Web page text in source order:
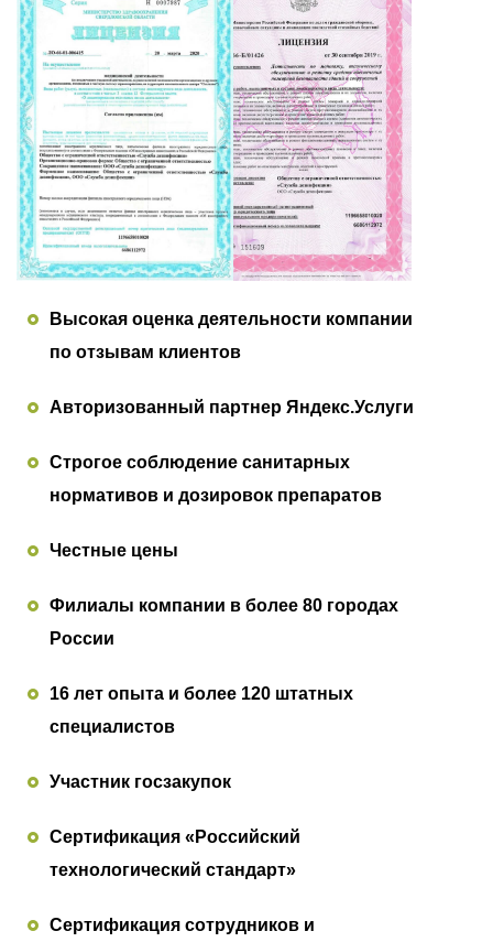
Высокая оценка деятельности компании
по отзывам клиентов
Авторизованный партнер Яндекс.Услуги
Строгое соблюдение санитарных
нормативов и дозировок препаратов
Честные цены
Филиалы компании в более 80 городах
России
16 лет опыта и более 120 штатных
специалистов
Участник госзакупок
Сертификация «Российский
технологический стандарт»
Сертификация сотрудников и